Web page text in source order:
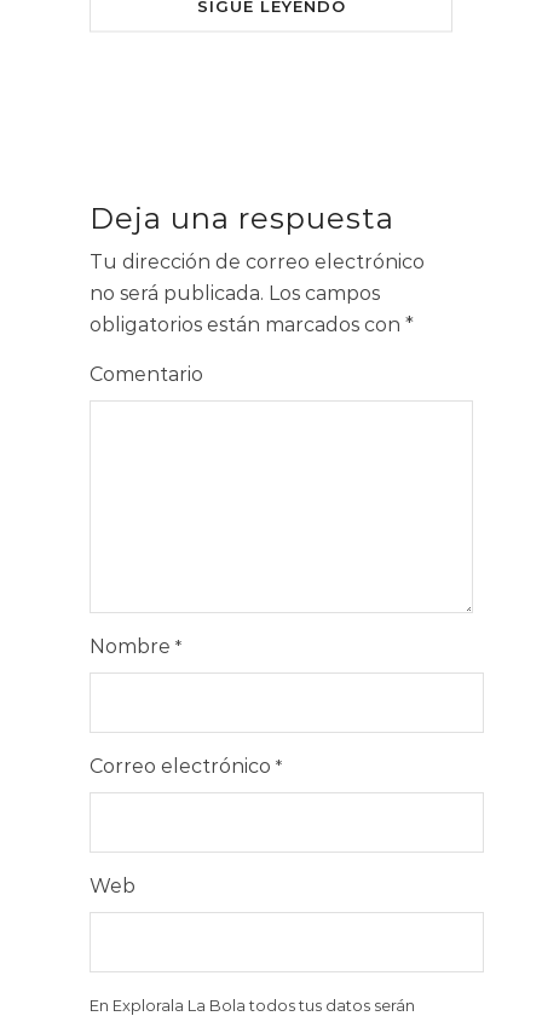
SIGUE LEYENDO
Deja una respuesta
Tu dirección de correo electrónico
no será publicada. Los campos
obligatorios están marcados con *
Comentario
Nombre *
Correo electrónico *
Web
En Explorala La Bola todos tus datos serán